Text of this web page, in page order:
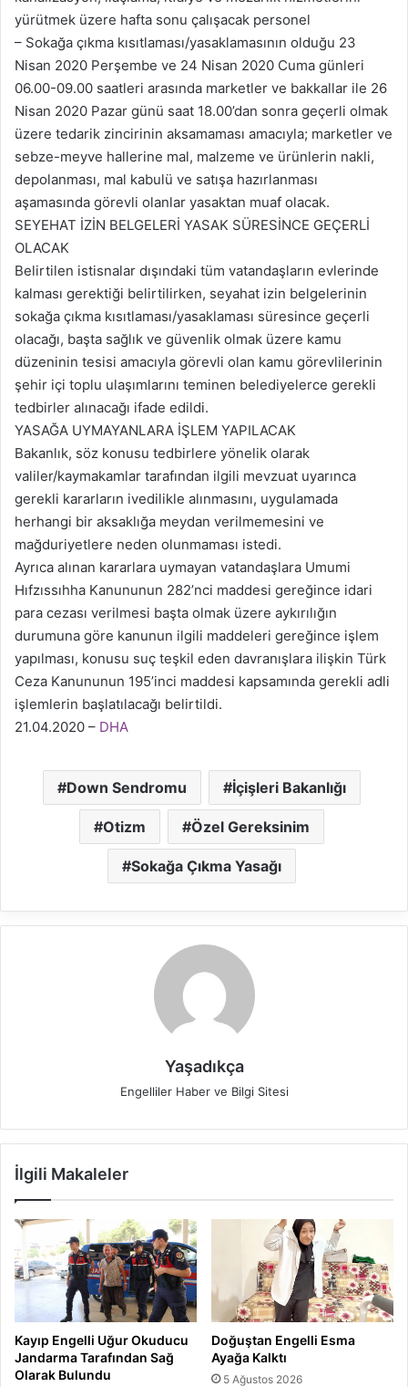
yürütmek üzere hafta sonu çalışacak personel
– Sokağa çıkma kısıtlaması/yasaklamasının olduğu 23
Nisan 2020 Perşembe ve 24 Nisan 2020 Cuma günleri
06.00-09.00 saatleri arasında marketler ve bakkallar ile 26
Nisan 2020 Pazar günü saat 18.00’dan sonra geçerli olmak
üzere tedarik zincirinin aksamaması amacıyla; marketler ve
sebze-meyve hallerine mal, malzeme ve ürünlerin nakli,
depolanması, mal kabulü ve satışa hazırlanması
aşamasında görevli olanlar yasaktan muaf olacak.
SEYEHAT İZİN BELGELERİ YASAK SÜRESİNCE GEÇERLİ
OLACAK
Belirtilen istisnalar dışındaki tüm vatandaşların evlerinde
kalması gerektiği belirtilirken, seyahat izin belgelerinin
sokağa çıkma kısıtlaması/yasaklaması süresince geçerli
olacağı, başta sağlık ve güvenlik olmak üzere kamu
düzeninin tesisi amacıyla görevli olan kamu görevlilerinin
şehir içi toplu ulaşımlarını teminen belediyelerce gerekli
tedbirler alınacağı ifade edildi.
YASAĞA UYMAYANLARA İŞLEM YAPILACAK
Bakanlık, söz konusu tedbirlere yönelik olarak
valiler/kaymakamlar tarafından ilgili mevzuat uyarınca
gerekli kararların ivedilikle alınmasını, uygulamada
herhangi bir aksaklığa meydan verilmemesini ve
mağduriyetlere neden olunmaması istedi.
Ayrıca alınan kararlara uymayan vatandaşlara Umumi
Hıfzıssıhha Kanununun 282’nci maddesi gereğince idari
para cezası verilmesi başta olmak üzere aykırılığın
durumuna göre kanunun ilgili maddeleri gereğince işlem
yapılması, konusu suç teşkil eden davranışlara ilişkin Türk
Ceza Kanununun 195’inci maddesi kapsamında gerekli adli
işlemlerin başlatılacağı belirtildi.
21.04.2020 – DHA
Down Sendromu İçişleri Bakanlığı
Otizm Özel Gereksinim
Sokağa Çıkma Yasağı
Yaşadıkça
Engelliler Haber ve Bilgi Sitesi
İlgili Makaleler
Kayıp Engelli Uğur Okuducu
Jandarma Tarafından Sağ
Olarak Bulundu
Doğuştan Engelli Esma
Ayağa Kalktı
5 Ağustos 2026